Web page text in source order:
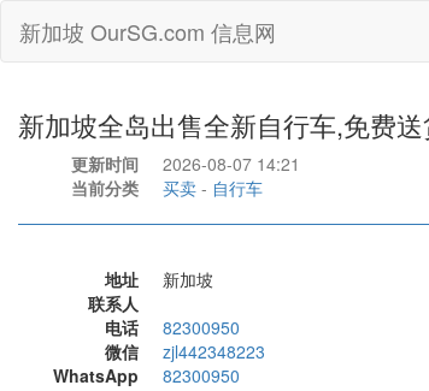
新加坡 OurSG.com 信息网
新加坡全岛出售全新自行车,免费
更新时间
2026-08-07 14:21
当前分类
买卖 - 自行车
地址
新加坡
联系人
电话
82300950
微信
zjl442348223
WhatsApp
82300950